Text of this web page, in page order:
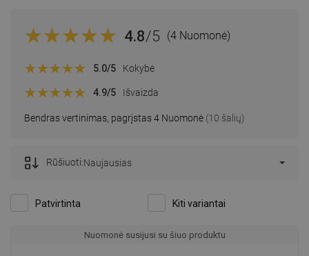
4.8/5 (4 Nuomonė)
Bendras vertinimas, pagrįstas 4 Nuomonė (10 šalių)
5.0/5 Kokybė
4.9/5 Išvaizda
Patvirtinta Kiti variantai
Rūšiuoti:Naujausias
Nuomonė susijusi su šiuo produktu